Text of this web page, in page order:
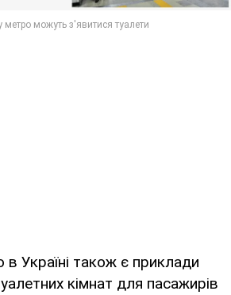
в Україні також є приклади
кімнат для пасажирів